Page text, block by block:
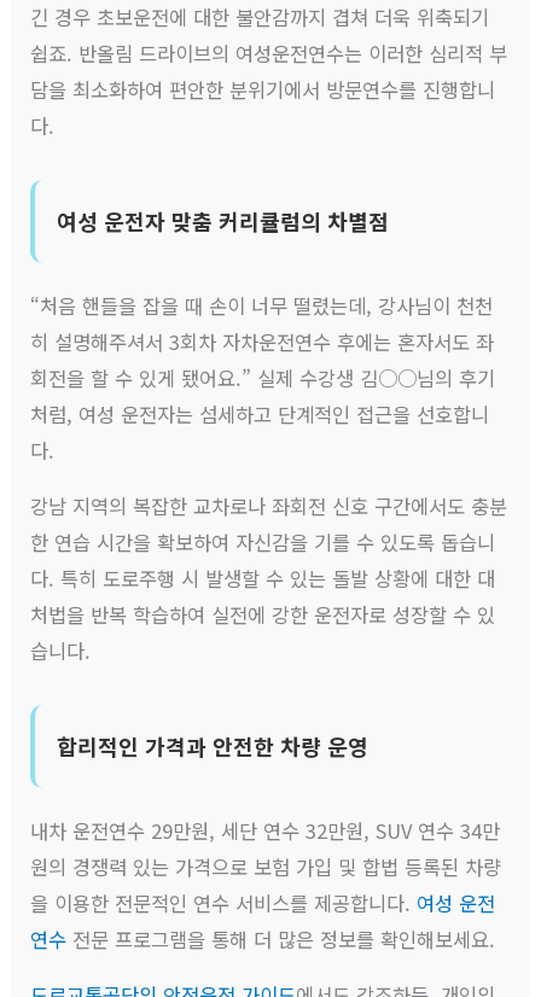
긴 경우 초보운전에 대한 불안감까지 겹쳐 더욱 위축되기
쉽죠. 반올림 드라이브의 여성운전연수는 이러한 심리적 부
담을 최소화하여 편안한 분위기에서 방문연수를 진행합니
다.
여성 운전자 맞춤 커리큘럼의 차별점
“처음 핸들을 잡을 때 손이 너무 떨렸는데, 강사님이 천천
히 설명해주셔서 3회차 자차운전연수 후에는 혼자서도 좌
회전을 할 수 있게 됐어요.” 실제 수강생 김○○님의 후기
처럼, 여성 운전자는 섬세하고 단계적인 접근을 선호합니
다.
강남 지역의 복잡한 교차로나 좌회전 신호 구간에서도 충분
한 연습 시간을 확보하여 자신감을 기를 수 있도록 돕습니
다. 특히 도로주행 시 발생할 수 있는 돌발 상황에 대한 대
처법을 반복 학습하여 실전에 강한 운전자로 성장할 수 있
습니다.
합리적인 가격과 안전한 차량 운영
내차 운전연수 29만원, 세단 연수 32만원, SUV 연수 34만
원의 경쟁력 있는 가격으로 보험 가입 및 합법 등록된 차량
을 이용한 전문적인 연수 서비스를 제공합니다. 여성 운전
연수 전문 프로그램을 통해 더 많은 정보를 확인해보세요.